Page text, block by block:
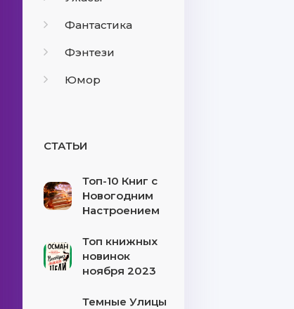
Фантастика
Фэнтези
Юмор
СТАТЬИ
Топ-10 Книг с
Новогодним
Настроением
Топ книжных
новинок
ноября 2023
Темные Улицы